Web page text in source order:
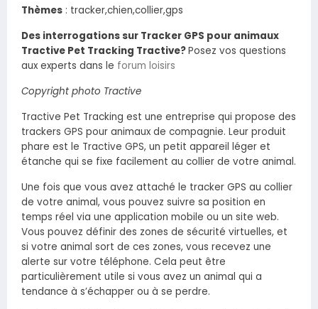
Thèmes : tracker,chien,collier,gps
Des interrogations sur Tracker GPS pour animaux
Tractive Pet Tracking Tractive?Posez vos questions
aux experts dans le forum loisirs
Copyright photo Tractive
Tractive Pet Tracking est une entreprise qui propose des
trackers GPS pour animaux de compagnie. Leur produit
phare est le Tractive GPS, un petit appareil léger et
étanche qui se fixe facilement au collier de votre animal.
Une fois que vous avez attaché le tracker GPS au collier
de votre animal, vous pouvez suivre sa position en
temps réel via une application mobile ou un site web.
Vous pouvez définir des zones de sécurité virtuelles, et
si votre animal sort de ces zones, vous recevez une
alerte sur votre téléphone. Cela peut être
particulièrement utile si vous avez un animal qui a
tendance à s’échapper ou à se perdre.